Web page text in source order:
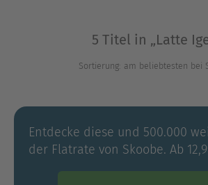
5 Titel in „Latte
Sortierung: am beliebtesten bei
Entdecke diese und 500.000
der Flatrate von Skoobe. Ab